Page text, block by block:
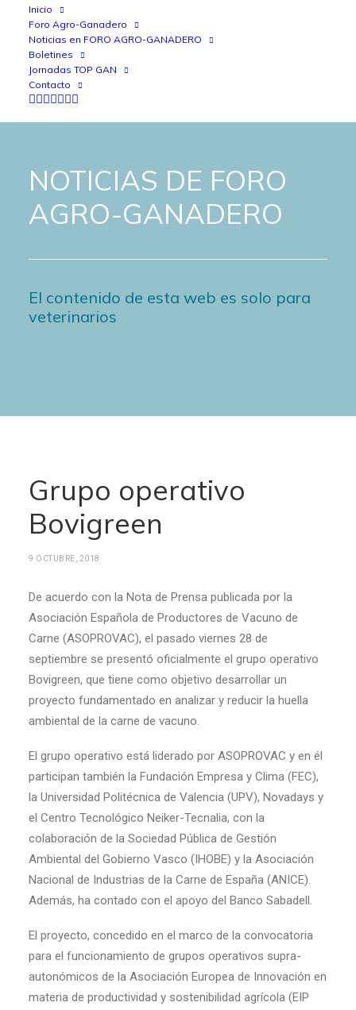
Inicio
Foro Agro-Ganadero
Noticias en FORO AGRO-GANADERO
Boletines
Jornadas TOP GAN
Contacto
NOTICIAS DE FORO
AGRO-GANADERO
El contenido de esta web es solo para
veterinarios
Grupo operativo
Bovigreen
9 OCTUBRE, 2018
De acuerdo con la Nota de Prensa publicada por la
Asociación Española de Productores de Vacuno de
Carne (ASOPROVAC), el pasado viernes 28 de
septiembre se presentó oficialmente el grupo operativo
Bovigreen, que tiene como objetivo desarrollar un
proyecto fundamentado en analizar y reducir la huella
ambiental de la carne de vacuno.
El grupo operativo está liderado por ASOPROVAC y en él
participan también la Fundación Empresa y Clima (FEC),
la Universidad Politécnica de Valencia (UPV), Novadays y
el Centro Tecnológico Neiker-Tecnalia, con la
colaboración de la Sociedad Pública de Gestión
Ambiental del Gobierno Vasco (IHOBE) y la Asociación
Nacional de Industrias de la Carne de España (ANICE).
Además, ha contado con el apoyo del Banco Sabadell.
El proyecto, concedido en el marco de la convocatoria
para el funcionamiento de grupos operativos supra-
autonómicos de la Asociación Europea de Innovación en
materia de productividad y sostenibilidad agrícola (EIP